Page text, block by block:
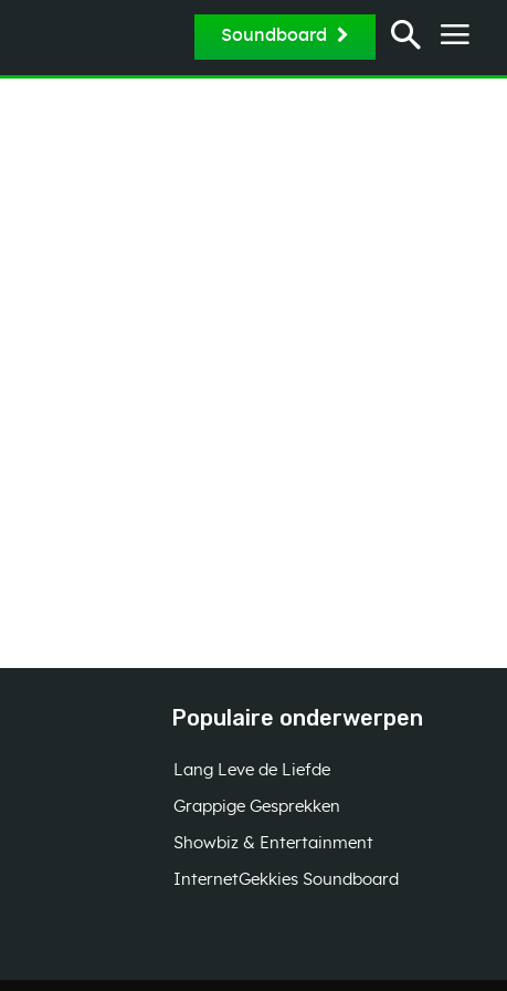
Soundboard
Populaire onderwerpen
Lang Leve de Liefde
Grappige Gesprekken
Showbiz & Entertainment
InternetGekkies Soundboard